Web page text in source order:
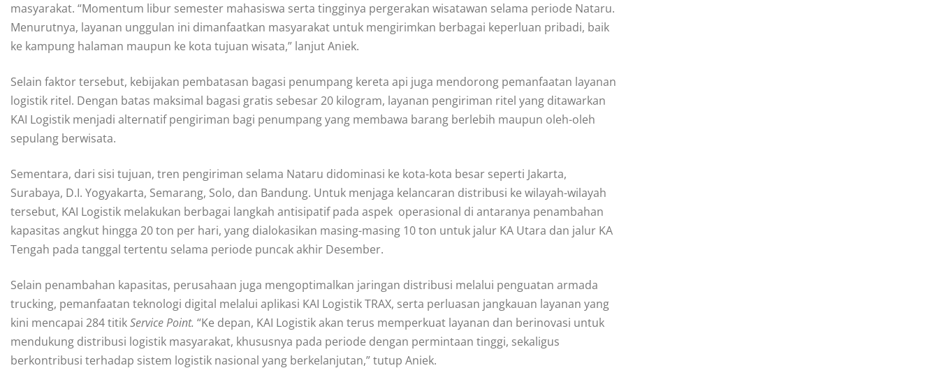
masyarakat. “Momentum libur semester mahasiswa serta tingginya pergerakan wisatawan selama periode Nataru.
Menurutnya, layanan unggulan ini dimanfaatkan masyarakat untuk mengirimkan berbagai keperluan pribadi, baik
ke kampung halaman maupun ke kota tujuan wisata,” lanjut Aniek.
Selain faktor tersebut, kebijakan pembatasan bagasi penumpang kereta api juga mendorong pemanfaatan layanan
logistik ritel. Dengan batas maksimal bagasi gratis sebesar 20 kilogram, layanan pengiriman ritel yang ditawarkan
KAI Logistik menjadi alternatif pengiriman bagi penumpang yang membawa barang berlebih maupun oleh-oleh
sepulang berwisata.
Sementara, dari sisi tujuan, tren pengiriman selama Nataru didominasi ke kota-kota besar seperti Jakarta,
Surabaya, D.I. Yogyakarta, Semarang, Solo, dan Bandung. Untuk menjaga kelancaran distribusi ke wilayah-wilayah
tersebut, KAI Logistik melakukan berbagai langkah antisipatif pada aspek operasional di antaranya penambahan
kapasitas angkut hingga 20 ton per hari, yang dialokasikan masing-masing 10 ton untuk jalur KA Utara dan jalur KA
Tengah pada tanggal tertentu selama periode puncak akhir Desember.
Selain penambahan kapasitas, perusahaan juga mengoptimalkan jaringan distribusi melalui penguatan armada
trucking, pemanfaatan teknologi digital melalui aplikasi KAI Logistik TRAX, serta perluasan jangkauan layanan yang
kini mencapai 284 titikService Point. “Ke depan, KAI Logistik akan terus memperkuat layanan dan berinovasi untuk
mendukung distribusi logistik masyarakat, khususnya pada periode dengan permintaan tinggi, sekaligus
berkontribusi terhadap sistem logistik nasional yang berkelanjutan,” tutup Aniek.